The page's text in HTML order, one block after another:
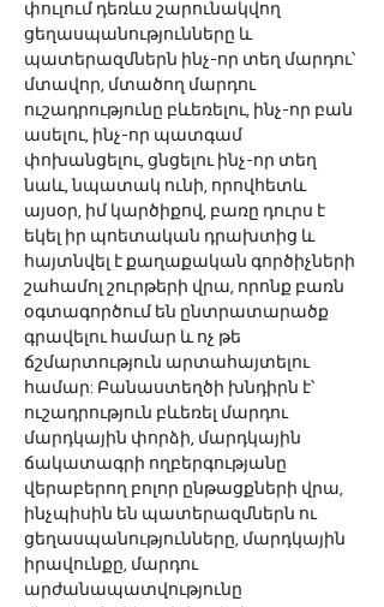
փուլում դեռևս շարունակվող
ցեղասպանությունները և
պատերազմներն ինչ-որ տեղ մարդու՝
մտավոր, մտածող մարդու
ուշադրությունը բևեռելու, ինչ-որ բան
ասելու, ինչ-որ պատգամ
փոխանցելու, ցնցելու ինչ-որ տեղ
նաև, նպատակ ունի, որովհետև
այսօր, իմ կարծիքով, բառը դուրս է
եկել իր պոետական դրախտից և
հայտնվել է քաղաքական գործիչների
շահամոլ շուրթերի վրա, որոնք բառն
օգտագործում են ընտրատարածք
գրավելու համար և ոչ թե
ճշմարտություն արտահայտելու
համար: Բանաստեղծի խնդիրն է՝
ուշադրություն բևեռել մարդու
մարդկային փորձի, մարդկային
ճակատագրի ողբերգությանը
վերաբերող բոլոր ընթացքների վրա,
ինչպիսին են պատերազմներն ու
ցեղասպանությունները, մարդկային
իրավունքը, մարդու
արժանապատվությունը